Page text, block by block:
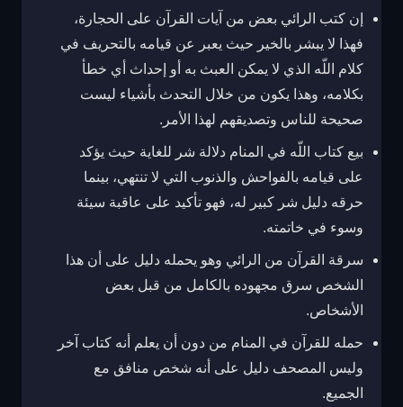
إن كتب الرائي بعض من آيات القرآن على الحجارة،
فهذا لا يبشر بالخير حيث يعبر عن قيامه بالتحريف في
كلام اللّه الذي لا يمكن العبث به أو إحداث أي خطأ
بكلامه، وهذا يكون من خلال التحدث بأشياء ليست
صحيحة للناس وتصديقهم لهذا الأمر.
بيع كتاب اللّه في المنام دلالة شر للغاية حيث يؤكد
على قيامه بالفواحش والذنوب التي لا تنتهي، بينما
حرقه دليل شر كبير له، فهو تأكيد على عاقبة سيئة
وسوء في خاتمته.
سرقة القرآن من الرائي وهو يحمله دليل على أن هذا
الشخص سرق مجهوده بالكامل من قبل بعض
الأشخاص.
حمله للقرآن في المنام من دون أن يعلم أنه كتاب آخر
وليس المصحف دليل على أنه شخص منافق مع
الجميع.